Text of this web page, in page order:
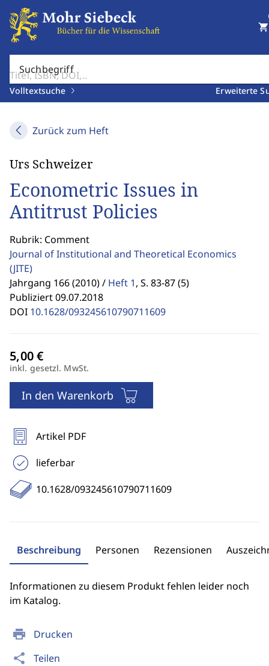
Suchbegriff
Volltextsuche Erweiterte
shopping_cart
Zurück zum Heft
print Drucken
share Teilen
Urs Schweizer
Econometric Issues in
Antitrust Policies
Rubrik: Comment
Journal of Institutional and Theoretical Economics
(JITE)
Jahrgang 166 (2010) / Heft 1, S. 83-87 (5)
Publiziert 09.07.2018
DOI 10.1628/093245610790711609
inkl. gesetzl. MwSt.
In den Warenkorb
Artikel PDF
lieferbar
10.1628/093245610790711609
Beschreibung Personen Rezensionen
Informationen zu diesem Produkt fehlen leider noch
im Katalog.